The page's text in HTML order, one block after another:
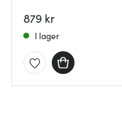
879 kr
I lager